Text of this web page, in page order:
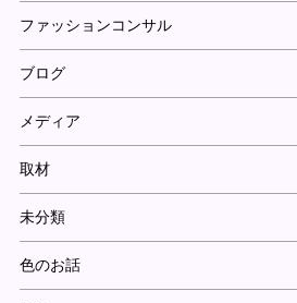
ファッションコンサル
ブログ
メディア
取材
未分類
色のお話